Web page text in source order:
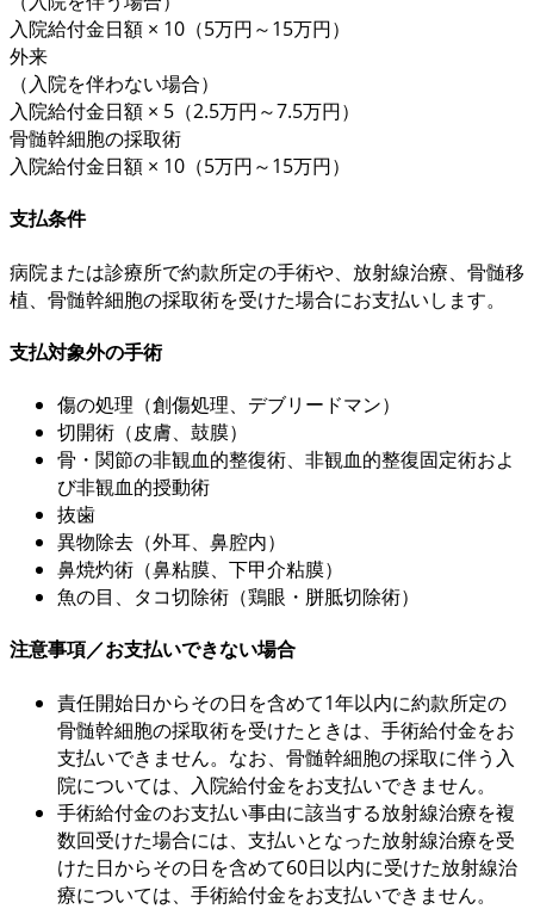
入院給付金日額 × 10 （5万円～15万円）
外来
（入院を伴わない場合）
入院給付金日額 × 5 （2.5万円～7.5万円）
骨髄幹細胞の採取術
入院給付金日額 × 10 （5万円～15万円）
支払条件
病院または診療所で約款所定の手術や、放射線治療、骨髄移
植、骨髄幹細胞の採取術を受けた場合にお支払いします。
支払対象外の手術
傷の処理（創傷処理、デブリードマン）
切開術（皮膚、鼓膜）
骨・関節の非観血的整復術、非観血的整復固定術およ
び非観血的授動術
抜歯
異物除去（外耳、鼻腔内）
鼻焼灼術（鼻粘膜、下甲介粘膜）
魚の目、タコ切除術（鶏眼・胼胝切除術）
注意事項／お支払いできない場合
責任開始日からその日を含めて1年以内に約款所定の
骨髄幹細胞の採取術を受けたときは、手術給付金をお
支払いできません。なお、骨髄幹細胞の採取に伴う入
院については、入院給付金をお支払いできません。
手術給付金のお支払い事由に該当する放射線治療を複
数回受けた場合には、支払いとなった放射線治療を受
けた日からその日を含めて60日以内に受けた放射線治
療については、手術給付金をお支払いできません。